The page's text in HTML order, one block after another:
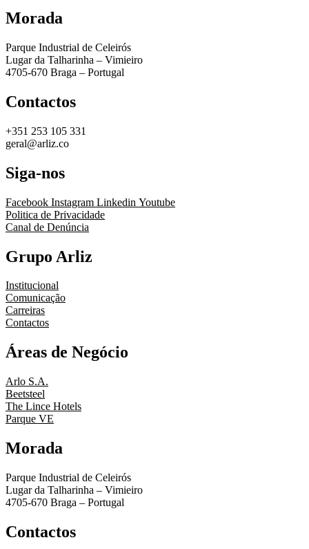
Morada
Parque Industrial de Celeirós
Lugar da Talharinha – Vimieiro
4705-670 Braga – Portugal
Contactos
+351 253 105 331
geral@arliz.co
Siga-nos
Facebook Instagram Linkedin Youtube
Politica de Privacidade
Canal de Denúncia
Grupo Arliz
Institucional
Comunicação
Carreiras
Contactos
Áreas de Negócio
Arlo S.A.
Beetsteel
The Lince Hotels
Parque VE
Morada
Parque Industrial de Celeirós
Lugar da Talharinha – Vimieiro
4705-670 Braga – Portugal
Contactos